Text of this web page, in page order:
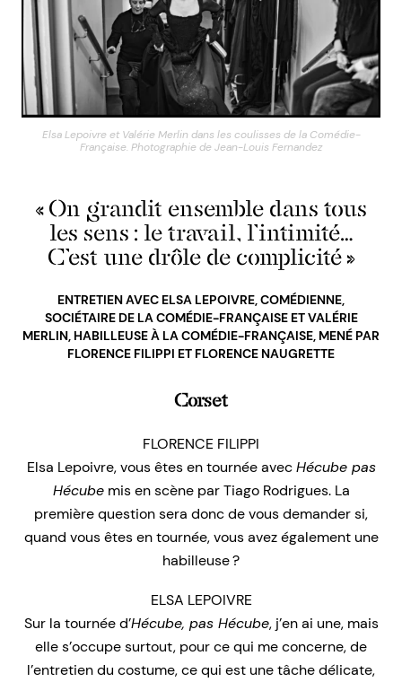
Elsa Lepoivre et Valérie Merlin dans les coulisses de la Comédie-
Française. Photographie de Jean-Louis Fernandez
« On grandit ensemble dans tous
les sens : le travail, l’intimité…
C’est une drôle de complicité »
ENTRETIEN AVEC ELSA LEPOIVRE, COMÉDIENNE,
SOCIÉTAIRE DE LA COMÉDIE-FRANÇAISE ET VALÉRIE
MERLIN, HABILLEUSE À LA COMÉDIE-FRANÇAISE, MENÉ PAR
FLORENCE FILIPPI ET FLORENCE NAUGRETTE
Corset
FLORENCE FILIPPI
Elsa Lepoivre, vous êtes en tournée avecHécube pas
Hécubemis en scène par Tiago Rodrigues. La
première question sera donc de vous demander si,
quand vous êtes en tournée, vous avez également une
habilleuse ?
ELSA LEPOIVRE
Sur la tournée d’Hécube, pas Hécube, j’en ai une, mais
elle s’occupe surtout, pour ce qui me concerne, de
l’entretien du costume, ce qui est une tâche délicate,